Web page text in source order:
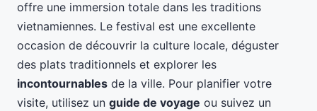
offre une immersion totale dans les traditions
vietnamiennes. Le festival est une excellente
occasion de découvrir la culture locale, déguster
des plats traditionnels et explorer les
incontournables de la ville. Pour planifier votre
visite, utilisez un guide de voyage ou suivez un